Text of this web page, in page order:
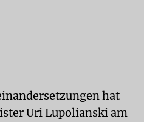
hat
Uri Lupolianski am